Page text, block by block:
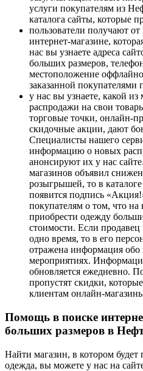
услуги покупателям из
каталога сайты, которые
пользователи получают
интернет-магазине,
нас вы узнаете адреса
больших размеров,
местоположение
заказанной покупателями
у нас вы узнаете, какой
распродажи на свои
торговые точки, онлайн-
скидочные акции, дают
Специалисты нашего
информацию о новых
анонсируют их у нас
магазинов объявил
розыгрышей, то в
появится подпись
покупателям о том, что
приобрести одежду
стоимости. Если продавец
одно время, то в его
отражена информация обо
мероприятиях.
обновляется ежедневно.
пропустят скидки,
клиентам онлайн-
Помощь в поиске
больших размеров в
Найти магазин, в котором будет
одежда, вы можете у нас на